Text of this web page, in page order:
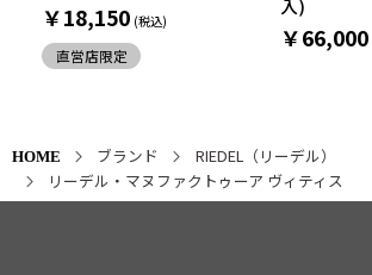
￥18,150
直営店限定
￥66,000
HOME ブランド
RIEDEL（リーデル）
リーデル・マヌファクトゥーア ヴィティス